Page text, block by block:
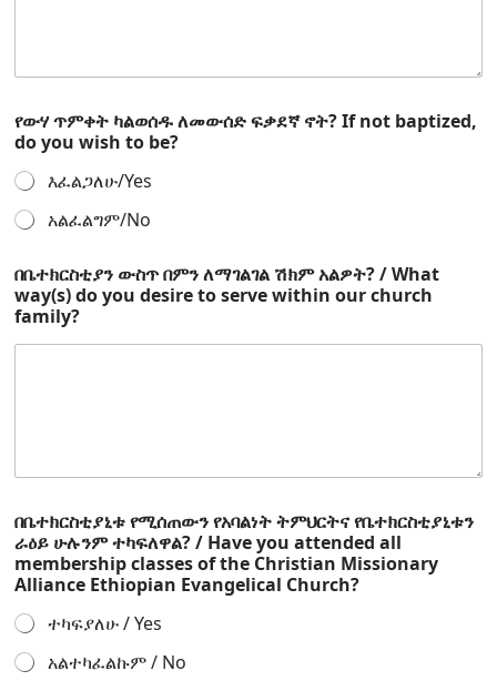
የውሃ ጥምቀት ካልወሰዱ ለመውሰድ ፍቃደኛ ኖት? If not baptized,
do you wish to be?
እፈልጋለሁ/Yes
አልፈልግም/No
በቤተክርስቲያን ውስጥ በምን ለማገልገል ሽክም አልዎት? / What
way(s) do you desire to serve within our church
family?
በቤተክርስቲያኒቱ የሚሰጠውን የአባልነት ትምህርትና የቤተክርስቲያኒቱን
ራዕይ ሁሉንም ተካፍለዋል? / Have you attended all
membership classes of the Christian Missionary
Alliance Ethiopian Evangelical Church?
ተካፍያለሁ / Yes
አልተካፈልኩም / No